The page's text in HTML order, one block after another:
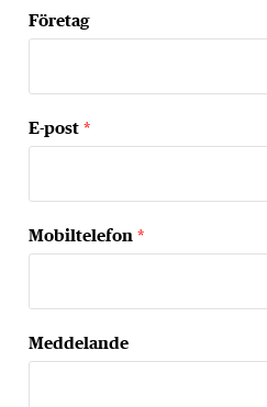
Företag
E-post *
Mobiltelefon *
Meddelande